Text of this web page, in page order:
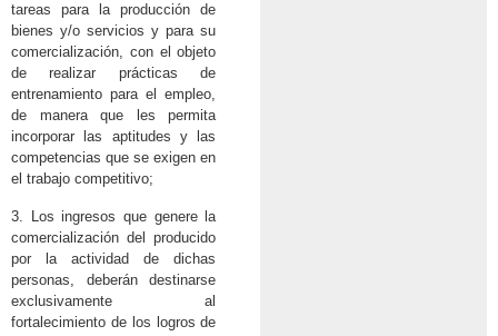
tareas para la producción de
bienes y/o servicios y para su
comercialización, con el objeto
de realizar prácticas de
entrenamiento para el empleo,
de manera que les permita
incorporar las aptitudes y las
competencias que se exigen en
el trabajo competitivo;
3. Los ingresos que genere la
comercialización del producido
por la actividad de dichas
personas, deberán destinarse
exclusivamente al
fortalecimiento de los logros de